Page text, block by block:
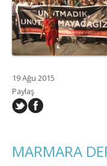
19 Ağu 2015
Paylaş
MARMARA